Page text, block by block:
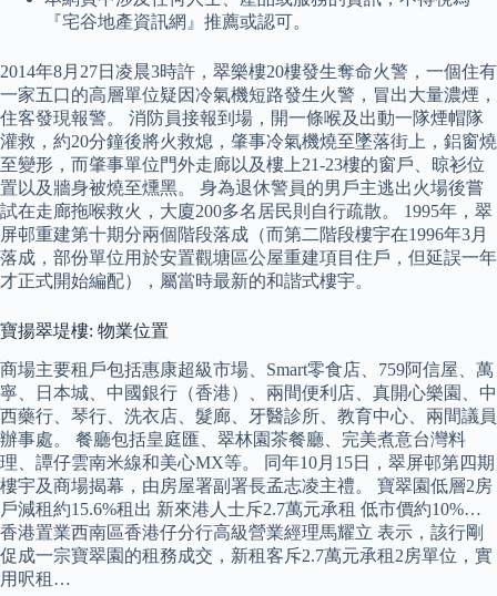
『宅谷地產資訊網』推薦或認可。
2014年8月27日凌晨3時許，翠樂樓20樓發生奪命火警，一個住有
一家五口的高層單位疑因冷氣機短路發生火警，冒出大量濃煙，
住客發現報警。 消防員接報到場，開一條喉及出動一隊煙帽隊
灌救，約20分鐘後將火救熄，肇事冷氣機燒至墜落街上，鋁窗燒
至變形，而肇事單位門外走廊以及樓上21-23樓的窗戶、晾衫位
置以及牆身被燒至燻黑。 身為退休警員的男戶主逃出火場後嘗
試在走廊拖喉救火，大廈200多名居民則自行疏散。 1995年，翠
屏邨重建第十期分兩個階段落成（而第二階段樓宇在1996年3月
落成，部份單位用於安置觀塘區公屋重建項目住戶，但延誤一年
才正式開始編配），屬當時最新的和諧式樓宇。
寶揚翠堤樓: 物業位置
商場主要租戶包括惠康超級市場、Smart零食店、759阿信屋、萬
寧、日本城、中國銀行（香港）、兩間便利店、真開心樂園、中
西藥行、琴行、洗衣店、髮廊、牙醫診所、教育中心、兩間議員
辦事處。 餐廳包括皇庭匯、翠林園茶餐廳、完美煮意台灣料
理、譚仔雲南米線和美心MX等。 同年10月15日，翠屏邨第四期
樓宇及商場揭幕，由房屋署副署長孟志凌主禮。 寶翠園低層2房
戶減租約15.6%租出 新來港人士斥2.7萬元承租 低市價約10%…
香港置業西南區香港仔分行高級營業經理馬耀立 表示，該行剛
促成一宗寶翠園的租務成交，新租客斥2.7萬元承租2房單位，實
用呎租…